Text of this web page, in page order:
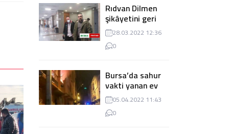
Rıdvan Dilmen
şikâyetini geri
çekti, dava
düşürüldü
28.03.2022 12:36
0
Bursa’da sahur
vakti yanan ev
panik
yaşanmasına
sebep oldu
05.04.2022 11:43
0